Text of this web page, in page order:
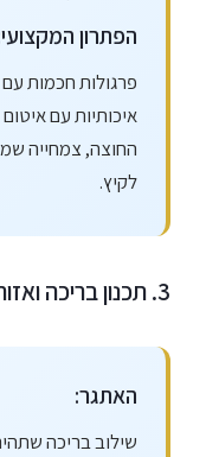
הפתרון
פרגולות חכמות
איכותיות עם
החוצה, צמחייה
לקיץ.
3. תכנון בריכה ואזור חוץ
האתגר:
שילוב בריכה